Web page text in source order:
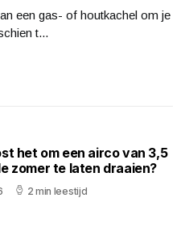
een gas- of houtkachel om je
t...
het om een airco van 3,5
zomer te laten draaien?
2 min leestijd